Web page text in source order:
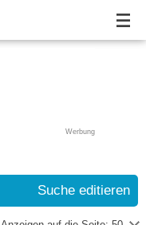
Werbung
Suche editieren